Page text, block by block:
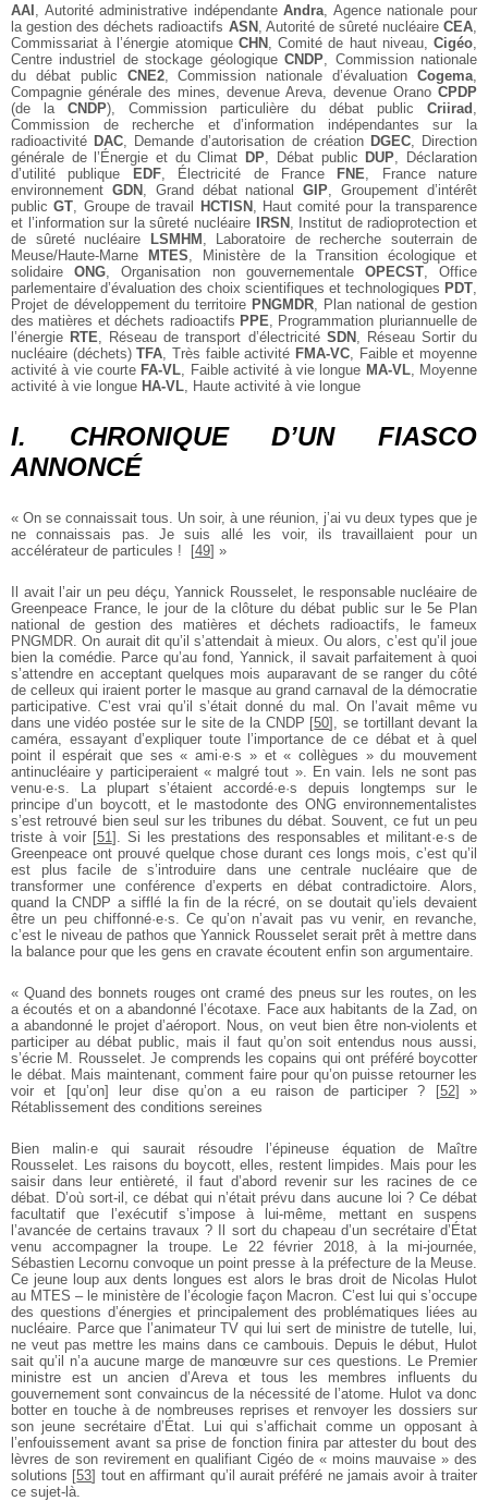
AAI , Autorité administrative indépendanteAndra , Agence nationale pour
la gestion des déchets radioactifs ASN , Autorité de sûreté nucléaire CEA
Commissariat à l’énergie atomique CHN , Comité de haut niveau,Cigéo
Centre industriel de stockage géologiqueCNDP , Commission nationale
du débat public CNE2, Commission nationale d’évaluationCogema
Compagnie générale des mines, devenue Areva, devenue Orano CPDP
(de la CNDP), Commission particulière du débat public Criirad
Commission de recherche et d’information indépendantes sur la
radioactivité DAC , Demande d’autorisation de création DGEC, Direction
générale de l’Énergie et du Climat DP , Débat public DUP , Déclaration
d’utilité publique
EDF, Électricité de France FNE , France nature
environnement GDN , Grand débat nationalGIP , Groupement d’intérêt
publicGT , Groupe de travail HCTISN
, Haut comité pour la transparence
et l’information sur la sûreté nucléaire
IRSN
, Institut de radioprotection et
de sûreté nucléaire
LSMHM , Laboratoire de recherche souterrain de
Meuse/Haute-Marne
MTES , Ministère de la Transition écologique et
solidaireONG , Organisation non gouvernementale OPECST, Office
parlementaire d’évaluation des choix scientifiques et technologiques PDT
Projet de développement du territoire PNGMDR, Plan national de gestion
des matières et déchets radioactifs PPE , Programmation pluriannuelle de
l’énergie RTE , Réseau de transport d’électricité SDN
, Réseau Sortir du
nucléaire (déchets)TFA , Très faible activité FMA-VC , Faible et moyenne
activité à vie courte FA-VL , Faible activité à vie longue MA-VL, Moyenne
activité à vie longue HA-VL , Haute activité à vie longue
I. CHRONIQUE D’UN FIASCO
ANNONCÉ
« On se connaissait tous. Un soir, à une réunion, j’ai vu deux types que je
ne connaissais pas. Je suis allé les voir, ils travaillaient pour un
accélérateur de particules !
[49] »
Il avait l’air un peu déçu, Yannick Rousselet, le responsable nucléaire de
Greenpeace France, le jour de la clôture du débat public sur le 5e Plan
national de gestion des matières et déchets radioactifs, le fameux
PNGMDR. On aurait dit qu’il s’attendait à mieux. Ou alors, c’est qu’il joue
bien la comédie. Parce qu’au fond, Yannick, il savait parfaitement à quoi
s’attendre en acceptant quelques mois auparavant de se ranger du côté
de celleux qui iraient porter le masque au grand carnaval de la démocratie
participative. C’est vrai qu’il s’était donné du mal. On l’avait même vu
dans une vidéo postée sur le site de la CNDP [50] , se tortillant devant la
caméra, essayant d’expliquer toute l’importance de ce débat et à quel
point il espérait que ses « ami·e·s » et « collègues » du mouvement
antinucléaire y participeraient « malgré tout ». En vain. Iels ne sont pas
venu·e·s. La plupart s’étaient accordé·e·s depuis longtemps sur le
principe d’un boycott, et le mastodonte des ONG environnementalistes
s’est retrouvé bien seul sur les tribunes du débat. Souvent, ce fut un peu
triste à voir[51] . Si les prestations des responsables et militant·e·s de
Greenpeace ont prouvé quelque chose durant ces longs mois, c’est qu’il
est plus facile de s’introduire dans une centrale nucléaire que de
transformer une conférence d’experts en débat contradictoire. Alors,
quand la CNDP a sifflé la fin de la récré, on se doutait qu’iels devaient
être un peu chiffonné·e·s. Ce qu’on n’avait pas vu venir, en revanche,
c’est le niveau de pathos que Yannick Rousselet serait prêt à mettre dans
la balance pour que les gens en cravate écoutent enfin son argumentaire.
« Quand des bonnets rouges ont cramé des pneus sur les routes, on les
a écoutés et on a abandonné l’écotaxe. Face aux habitants de la Zad, on
a abandonné le projet d’aéroport. Nous, on veut bien être non-violents et
participer au débat public, mais il faut qu’on soit entendus nous aussi,
s’écrie M. Rousselet. Je comprends les copains qui ont préféré boycotter
le débat. Mais maintenant, comment faire pour qu’on puisse retourner les
voir et [qu’on] leur dise qu’on a eu raison de participer ? [52] »
Rétablissement des conditions sereines
Bien malin·e qui saurait résoudre l’épineuse équation de Maître
Rousselet. Les raisons du boycott, elles, restent limpides. Mais pour les
saisir dans leur entièreté, il faut d’abord revenir sur les racines de ce
débat. D’où sort-il, ce débat qui n’était prévu dans aucune loi ? Ce débat
facultatif que l’exécutif s’impose à lui-même, mettant en suspens
l’avancée de certains travaux ? Il sort du chapeau d’un secrétaire d’État
venu accompagner la troupe. Le 22 février 2018, à la mi-journée,
Sébastien Lecornu convoque un point presse à la préfecture de la Meuse.
Ce jeune loup aux dents longues est alors le bras droit de Nicolas Hulot
au MTES – le ministère de l’écologie façon Macron. C’est lui qui s’occupe
des questions d’énergies et principalement des problématiques liées au
nucléaire. Parce que l’animateur TV qui lui sert de ministre de tutelle, lui,
ne veut pas mettre les mains dans ce cambouis. Depuis le début, Hulot
sait qu’il n’a aucune marge de manœuvre sur ces questions. Le Premier
ministre est un ancien d’Areva et tous les membres influents du
gouvernement sont convaincus de la nécessité de l’atome. Hulot va donc
botter en touche à de nombreuses reprises et renvoyer les dossiers sur
son jeune secrétaire d’État. Lui qui s’affichait comme un opposant à
l’enfouissement avant sa prise de fonction finira par attester du bout des
lèvres de son revirement en qualifiant Cigéo de « moins mauvaise » des
solutions [53] tout en affirmant qu’il aurait préféré ne jamais avoir à traiter
ce sujet-là.